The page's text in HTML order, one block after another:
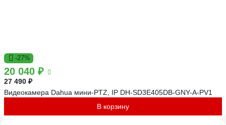
-27%
20 040 ₽
27 490 ₽
Видеокамера Dahua мини-PTZ, IP DH-SD3E405DB-GNY-A-PV1
В корзину